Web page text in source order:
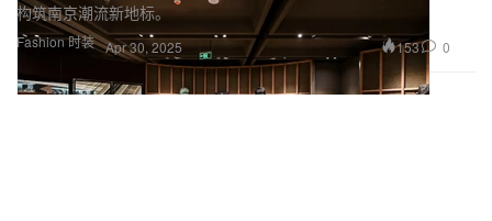
Fashion 时装
构筑南京潮流新地标。
Apr 30, 2025 153 0